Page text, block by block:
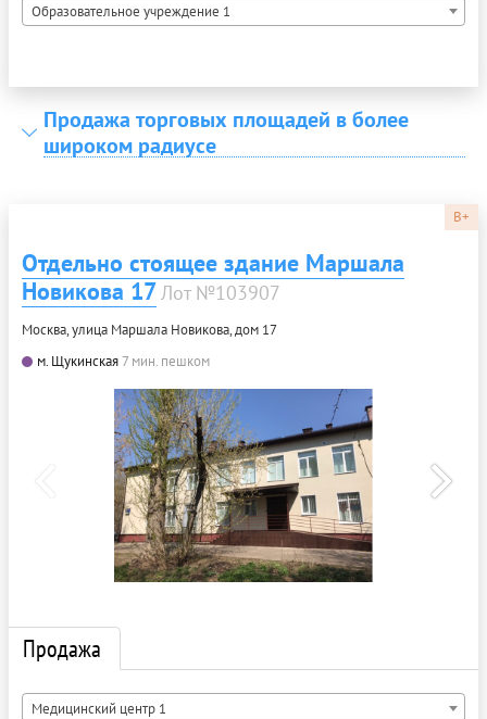
Образовательное учреждение 1
Продажа торговых площадей в более
широком радиусе
B+
Отдельно стоящее здание Маршала
Новикова 17Лот №103907
Москва, улица Маршала Новикова, дом 17
м. Щукинская 7 мин. пешком
Продажа
Медицинский центр 1